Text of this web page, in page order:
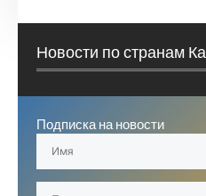
Новости по странам
Подписка на новости